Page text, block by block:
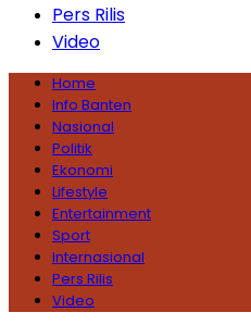
Pers Rilis
Video
Home
Info Banten
Nasional
Politik
Ekonomi
Lifestyle
Entertainment
Sport
Internasional
Pers Rilis
Video